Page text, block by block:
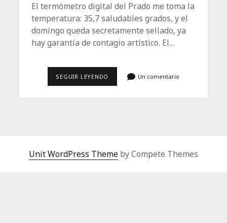
El termómetro digital del Prado me toma la
temperatura: 35,7 saludables grados, y el
domingo queda secretamente sellado, ya
hay garantía de contagio artístico. El…
SEGUIR LEYENDO REENCUENTRO
MUSAS
Un comentario
Unit WordPress Theme by Compete Themes